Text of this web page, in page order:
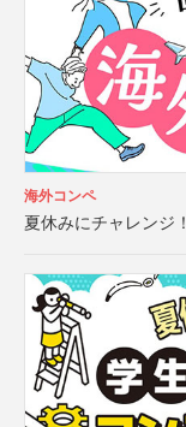
海外コンペ
夏休みにチャレンジ